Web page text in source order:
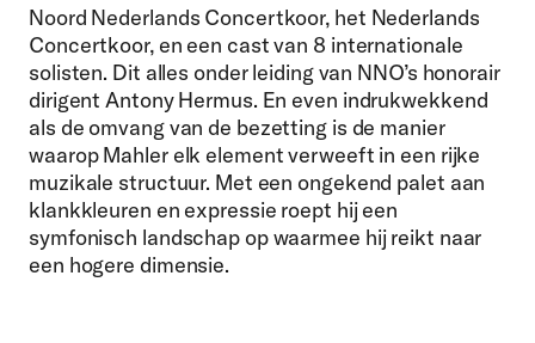
Noord Nederlands Concertkoor, het Nederlands
Concertkoor, en een cast van 8 internationale
solisten. Dit alles onder leiding van NNO’s honorair
dirigent Antony Hermus. En even indrukwekkend
als de omvang van de bezetting is de manier
waarop Mahler elk element verweeft in een rijke
muzikale structuur. Met een ongekend palet aan
klankkleuren en expressie roept hij een
symfonisch landschap op waarmee hij reikt naar
een hogere dimensie.